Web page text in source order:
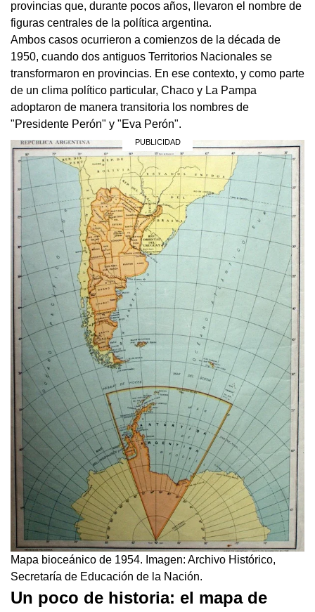
provincias que, durante pocos años, llevaron el nombre de
figuras centrales de la política argentina.
Ambos casos ocurrieron a comienzos de la década de
1950, cuando dos antiguos Territorios Nacionales se
transformaron en provincias. En ese contexto, y como parte
de un clima político particular, Chaco y La Pampa
adoptaron de manera transitoria los nombres de
"Presidente Perón" y "Eva Perón".
Mapa bioceánico de 1954. Imagen: Archivo Histórico,
Secretaría de Educación de la Nación.
Un poco de historia: el mapa de